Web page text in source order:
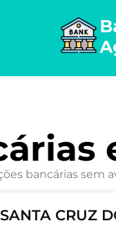
bancárias sem
CRUZ